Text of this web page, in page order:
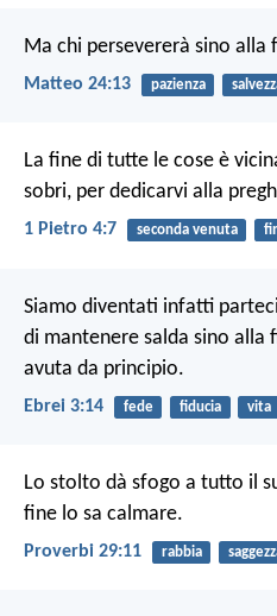
Ma chi persevererà sino alla
Matteo 24:13 pazienza
La fine di tutte le cose è
sobri, per dedicarvi alla
1 Pietro 4:7 seconda venuta
Siamo diventati infatti
di mantenere salda sino alla
avuta da principio.
Ebrei 3:14 fede fiducia vita
Lo stolto dà sfogo a tutto il
fine lo sa calmare.
Proverbi 29:11 rabbia